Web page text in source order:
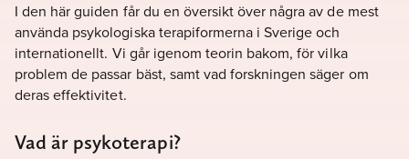
I den här guiden får du en översikt över några av de mest
använda psykologiska terapiformerna i Sverige och
internationellt. Vi går igenom teorin bakom, för vilka
problem de passar bäst, samt vad forskningen säger om
deras effektivitet.
Vad är psykoterapi?